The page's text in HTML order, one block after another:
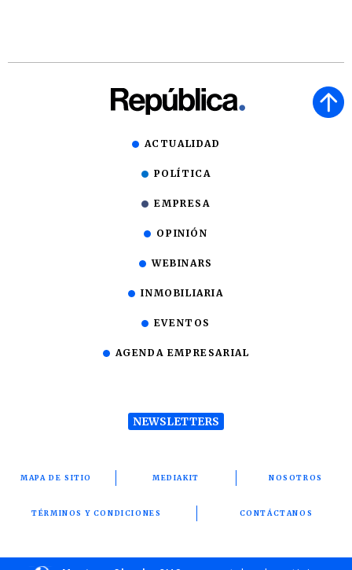
ACTUALIDAD
POLÍTICA
EMPRESA
OPINIÓN
WEBINARS
INMOBILIARIA
EVENTOS
AGENDA EMPRESARIAL
NEWSLETTERS
MAPA DE SITIO MEDIAKIT NOSOTROS
TÉRMINOS Y CONDICIONES CONTÁCTANOS